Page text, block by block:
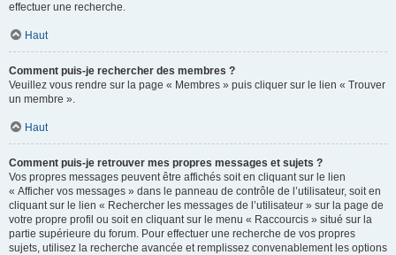
effectuer une recherche.
Haut
Comment puis-je rechercher des membres ?
Veuillez vous rendre sur la page « Membres » puis cliquer sur le lien « Trouver
un membre ».
Haut
Comment puis-je retrouver mes propres messages et sujets ?
Vos propres messages peuvent être affichés soit en cliquant sur le lien
« Afficher vos messages » dans le panneau de contrôle de l’utilisateur, soit en
cliquant sur le lien « Rechercher les messages de l’utilisateur » sur la page de
votre propre profil ou soit en cliquant sur le menu « Raccourcis » situé sur la
partie supérieure du forum. Pour effectuer une recherche de vos propres
sujets, utilisez la recherche avancée et remplissez convenablement les options